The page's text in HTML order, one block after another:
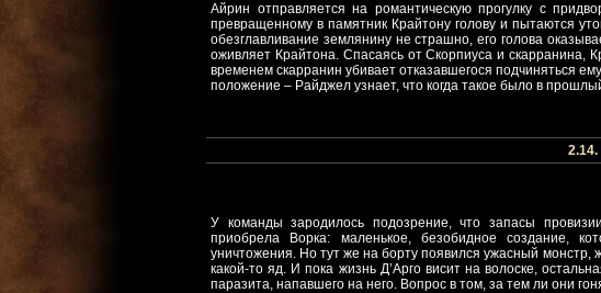
Айрин отправляется на романтическую прогулку с
превращенному в памятник Крайтону голову и пытаются
обезглавливание землянину не страшно, его голова
оживляет Крайтона. Спасаясь от Скорпиуса и скарранина,
временем скарранин убивает отказавшегося подчиняться
положение – Райджел узнает, что когда такое было в
У команды зародилось подозрение, что запасы
приобрела Ворка: маленькое, безобидное создание,
уничтожения. Но тут же на борту появился ужасный монстр,
какой-то яд. И пока жизнь Д’Арго висит на волоске,
паразита, напавшего на него. Вопрос в том, за тем ли они